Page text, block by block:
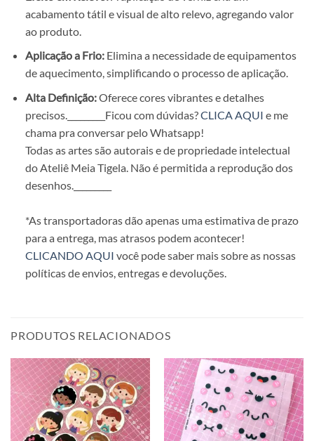
acabamento tátil e visual de alto relevo, agregando valor
ao produto.
Aplicação a Frio:Elimina a necessidade de equipamentos
de aquecimento, simplificando o processo de aplicação.
Alta Definição:Oferece cores vibrantes e detalhes
precisos._________Ficou com dúvidas?CLICA AQUI e me
chama pra conversar pelo Whatsapp!
Todas as artes são autorais e de propriedade intelectual
do Ateliê Meia Tigela. Não é permitida a reprodução dos
desenhos._________
*As transportadoras dão apenas uma estimativa de prazo
para a entrega, mas atrasos podem acontecer!
CLICANDO AQUI você pode saber mais sobre as nossas
políticas de envios, entregas e devoluções.
PRODUTOS RELACIONADOS